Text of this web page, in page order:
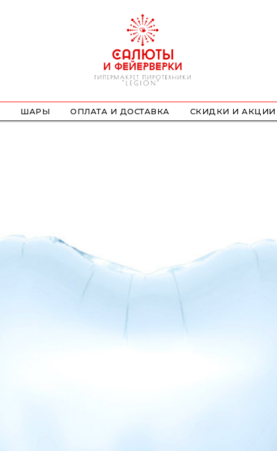
ШАРЫ ОПЛАТА И ДОСТАВКА СКИДКИ И АКЦИИ